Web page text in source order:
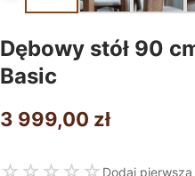
Dębowy stół 90
Basic
3 999,00 zł
Dodaj